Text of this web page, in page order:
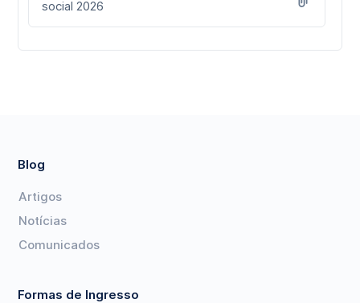
social 2026
Blog
Artigos
Notícias
Comunicados
Formas de Ingresso